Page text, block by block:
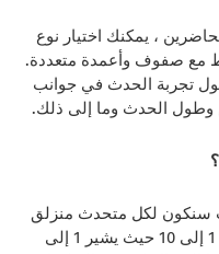
، يمكنك اختيار نوع
مع صفوف وأعمدة متعددة.
تجربة الحدث في جوانب
وطول الحدث وما إلى ذلك.
سنكون لكل متحدث منزلق
فردي وسنضيف مقياس التصنيف من 1 إلى 10 حيث يشير 1 إلى